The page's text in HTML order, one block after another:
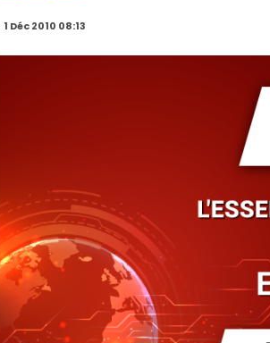
1 Déc 2010 08:13